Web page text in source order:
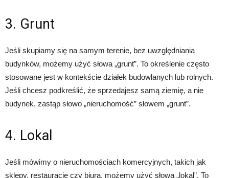
3. Grunt
Jeśli skupiamy się na samym terenie, bez uwzględniania
budynków, możemy użyć słowa „grunt”. To określenie często
stosowane jest w kontekście działek budowlanych lub rolnych.
Jeśli chcesz podkreślić, że sprzedajesz samą ziemię, a nie
budynek, zastąp słowo „nieruchomość” słowem „grunt”.
4. Lokal
Jeśli mówimy o nieruchomościach komercyjnych, takich jak
sklepy, restauracje czy biura, możemy użyć słowa „lokal”. To